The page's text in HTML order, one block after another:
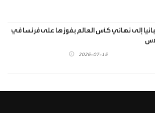
إلى نهائي كأس العالم بفوزها على فرنسا في
2026-07-15